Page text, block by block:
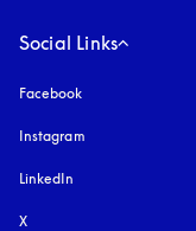
Social Links
Facebook
Instagram
LinkedIn
X